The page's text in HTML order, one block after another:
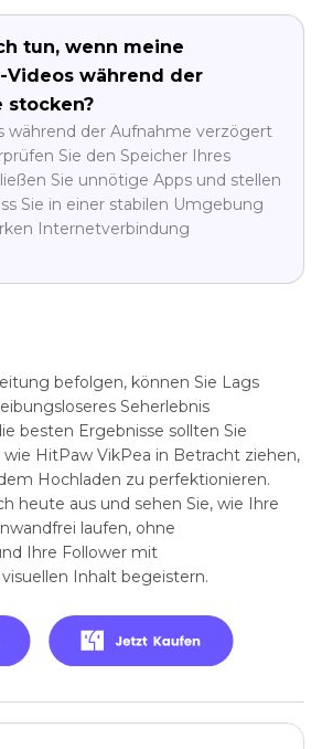
tun, wenn meine
Videos während der
stocken?
während der Aufnahme verzögert
Sie den Speicher Ihres
Sie unnötige Apps und stellen
Sie in einer stabilen Umgebung
Internetverbindung
befolgen, können Sie Lags
Seherlebnis
besten Ergebnisse sollten Sie
HitPaw VikPea in Betracht ziehen,
Hochladen zu perfektionieren.
heute aus und sehen Sie, wie Ihre
laufen, ohne
Ihre Follower mit
Inhalt begeistern.